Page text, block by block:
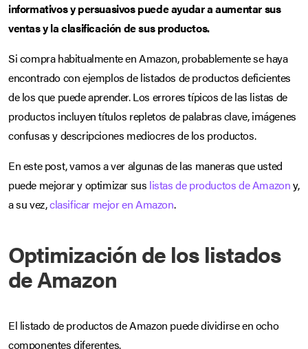
informativos y persuasivos puede ayudar a aumentar sus
ventas y la clasificación de sus productos.
Si compra habitualmente en Amazon, probablemente se haya
encontrado con ejemplos de listados de productos deficientes
de los que puede aprender. Los errores típicos de las listas de
productos incluyen títulos repletos de palabras clave, imágenes
confusas y descripciones mediocres de los productos.
En este post, vamos a ver algunas de las maneras que usted
puede mejorar y optimizar sus listas de productos de Amazony,
a su vez,clasificar mejor en Amazon.
Optimización de los listados
de Amazon
El listado de productos de Amazon puede dividirse en ocho
componentes diferentes.